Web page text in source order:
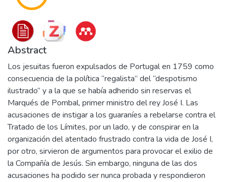
Abstract
Los jesuitas fueron expulsados de Portugal en 1759 como
consecuencia de la política “regalista” del “despotismo
ilustrado” y a la que se había adherido sin reservas el
Marqués de Pombal, primer ministro del rey José I. Las
acusaciones de instigar a los guaraníes a rebelarse contra el
Tratado de los Límites, por un lado, y de conspirar en la
organización del atentado frustrado contra la vida de José I,
por otro, sirvieron de argumentos para provocar el exilio de
la Compañía de Jesús. Sin embargo, ninguna de las dos
acusaciones ha podido ser nunca probada y respondieron